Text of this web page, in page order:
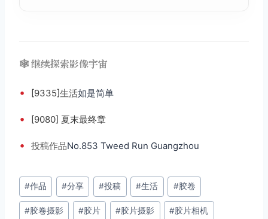
🕸️ 继续探索影像宇宙
• [9335]生活如是简单
• [9080] 夏末最终章
• 投稿作品No.853 Tweed Run Guangzhou
文
章
标
#作品 #分享 #投稿 #生活 #胶卷
#胶卷摄影 #胶片 #胶片摄影 #胶片相机